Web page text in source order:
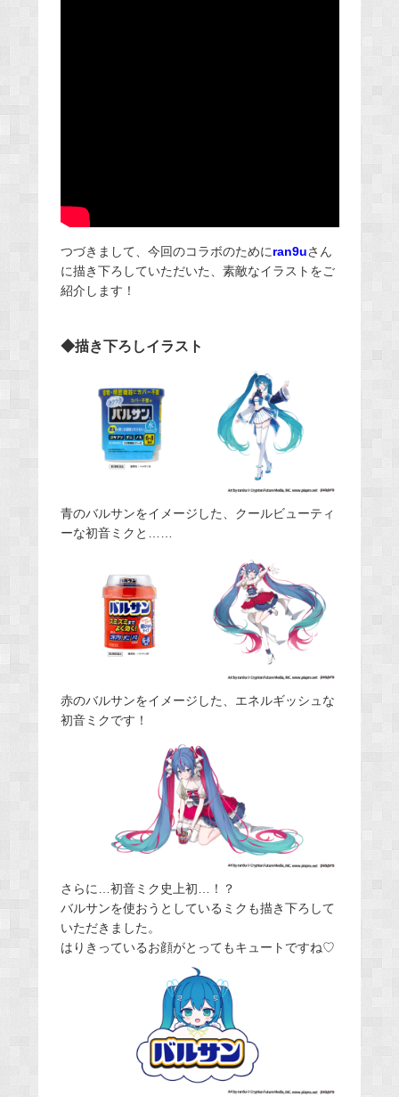
つづきまして、今回のコラボのためにran9uさん
に描き下ろしていただいた、素敵なイラストをご
紹介します！
◆描き下ろしイラスト
青のバルサンをイメージした、クールビューティ
ーな初音ミクと……
赤のバルサンをイメージした、エネルギッシュな
初音ミクです！
さらに…初音ミク史上初…！？
バルサンを使おうとしているミクも描き下ろして
いただきました。
はりきっているお顔がとってもキュートですね♡